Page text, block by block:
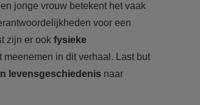
jonge vrouw betekent het vaak
voor een
zijn er ook fysieke
in dit verhaal. Last but
levensgeschiedenis naar